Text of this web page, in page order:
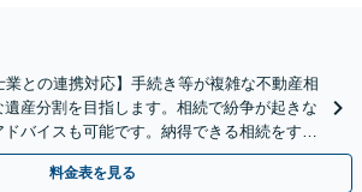
業との連携対応】手続き等が複雑な不動産相
産分割を目指します。相続で紛争が起きな
バイスも可能です。納得できる相続をする
さい。【休日・夜間相談可】
料金表を見る